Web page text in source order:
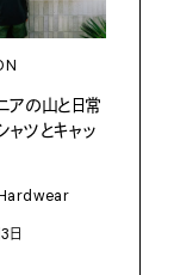
アの山と日常
ャツとキャッ
日